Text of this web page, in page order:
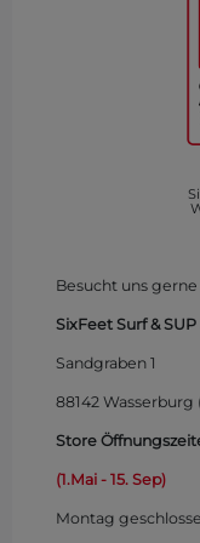
Besucht uns
SixFeet Surf & SUP
Sandgraben 1
88142 Wasserburg
Store
(1.Mai - 15. Sep)
Montag